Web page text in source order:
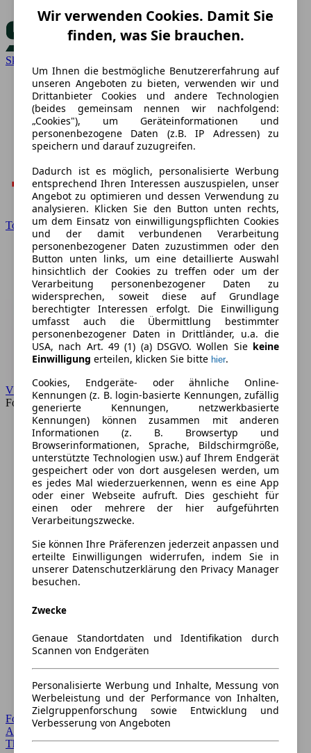
Skoda
Toyota
VW
Forum
Forum Startseite
Alle Auto-Foren
Themen-Forum
Wir verwenden Cookies. Damit Sie
finden, was Sie brauchen.
Um Ihnen die bestmögliche Benutzererfahrung auf
unseren Angeboten zu bieten, verwenden wir und
Drittanbieter Cookies und andere Technologien
(beides gemeinsam nennen wir nachfolgend:
„Cookies"), um Geräteinformationen und
personenbezogene Daten (z.B. IP Adressen) zu
speichern und darauf zuzugreifen.
Dadurch ist es möglich, personalisierte Werbung
entsprechend Ihren Interessen auszuspielen, unser
Angebot zu optimieren und dessen Verwendung zu
analysieren. Klicken Sie den Button unten rechts,
um dem Einsatz von einwilligungspflichten Cookies
und der damit verbundenen Verarbeitung
personenbezogener Daten zuzustimmen oder den
Button unten links, um eine detaillierte Auswahl
hinsichtlich der Cookies zu treffen oder um der
Verarbeitung personenbezogener Daten zu
widersprechen, soweit diese auf Grundlage
berechtigter Interessen erfolgt. Die Einwilligung
umfasst auch die Übermittlung bestimmter
personenbezogener Daten in Drittländer, u.a. die
USA, nach Art. 49 (1) (a) DSGVO. Wollen Sie keine
Einwilligung erteilen, klicken Sie bitte hier.
Cookies, Endgeräte- oder ähnliche Online-
Kennungen (z. B. login-basierte Kennungen, zufällig
generierte Kennungen, netzwerkbasierte
Kennungen) können zusammen mit anderen
Informationen (z. B. Browsertyp und
Browserinformationen, Sprache, Bildschirmgröße,
unterstützte Technologien usw.) auf Ihrem Endgerät
gespeichert oder von dort ausgelesen werden, um
es jedes Mal wiederzuerkennen, wenn es eine App
oder einer Webseite aufruft. Dies geschieht für
einen oder mehrere der hier aufgeführten
Verarbeitungszwecke.
Sie können Ihre Präferenzen jederzeit anpassen und
erteilte Einwilligungen widerrufen, indem Sie in
unserer Datenschutzerklärung den Privacy Manager
besuchen.
Zwecke
Genaue Standortdaten und Identifikation durch
Scannen von Endgeräten
Personalisierte Werbung und Inhalte, Messung von
Werbeleistung und der Performance von Inhalten,
Zielgruppenforschung sowie Entwicklung und
Verbesserung von Angeboten